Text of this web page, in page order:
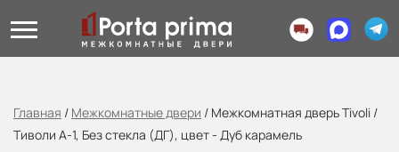
Главная / Межкомнатные двери / Межкомнатная дверь Tivoli /
Тиволи А-1, Без стекла (ДГ), цвет - Дуб карамель